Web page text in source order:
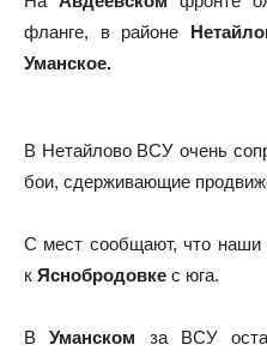
фланге, в районе
Уманское.
В Нетайлово ВСУ очень
бои, сдерживающие
С мест сообщают, что наши
к Яснобродовке с юга.
ВУманском за ВСУ